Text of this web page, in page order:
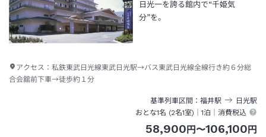
日光一を誇る館内で“千姫気
分”を。
アクセス： 私鉄東武日光線東武日光駅→バス東武日光線全線行き約６分総
合会舘前下車→徒歩約１分
基準列車区間 福井駅 日光駅
おとな1名 (2名1室)｜1泊 ｜消費税込
58,900円〜106,100円